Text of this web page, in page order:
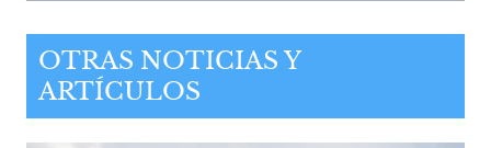
OTRAS NOTICIAS Y
ARTÍCULOS